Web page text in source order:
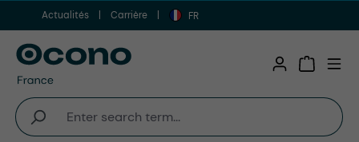
Aller au contenu principal
Actualités Carrière FR